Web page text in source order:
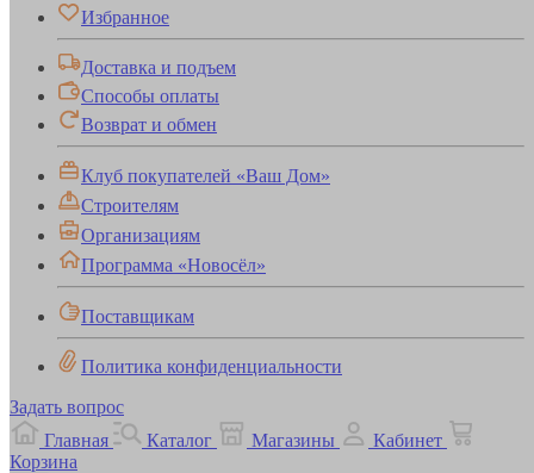
Избранное
Доставка и подъем
Способы оплаты
Возврат и обмен
Клуб покупателей «Ваш Дом»
Строителям
Организациям
Программа «Новосёл»
Поставщикам
Политика конфиденциальности
Задать вопрос
Главная
Каталог Магазины
Кабинет
Корзина